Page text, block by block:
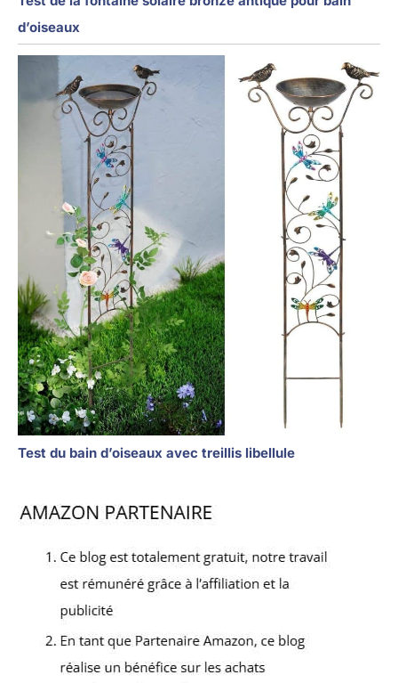
d’oiseaux
Test du bain d’oiseaux avec treillis libellule